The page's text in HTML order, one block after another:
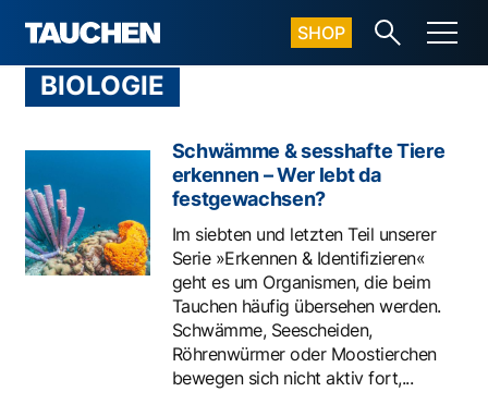
SHOP
BIOLOGIE
Schwämme & sesshafte Tiere
erkennen – Wer lebt da
festgewachsen?
Im siebten und letzten Teil unserer
Serie »Erkennen & Identifizieren«
geht es um Organismen, die beim
Tauchen häufig übersehen werden.
Schwämme, Seescheiden,
Röhrenwürmer oder Moostierchen
bewegen sich nicht aktiv fort,...